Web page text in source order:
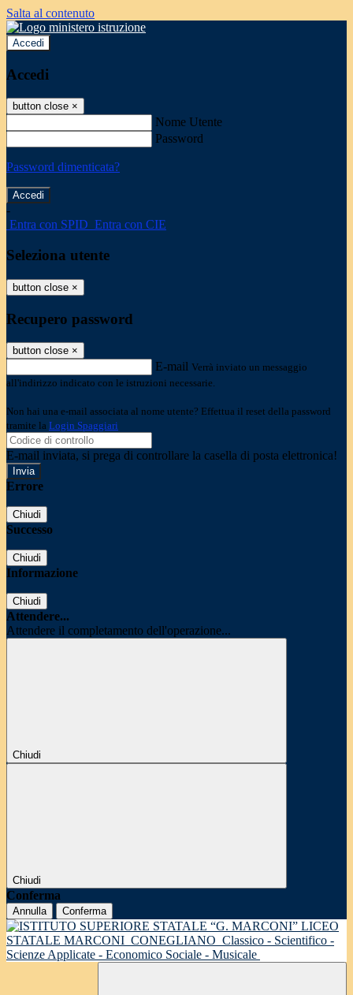
Salta al contenuto
Accedi
Accedi
button close ×
Nome Utente
Password
Password dimenticata?
-
Entra con SPID Entra con CIE
Seleziona utente
button close ×
Recupero password
button close ×
E-mail Verrà inviato un messaggio
all'indirizzo indicato con le istruzioni necessarie.
Non hai una e-mail associata al nome utente? Effettua il reset della password
tramite la Login Spaggiari
E-mail inviata, si prega di controllare la casella di posta elettronica!
Errore
Chiudi
Successo
Chiudi
Informazione
Chiudi
Attendere...
Attendere il completamento dell'operazione...
Chiudi
Chiudi
Conferma
Annulla Conferma
LICEO
STATALE MARCONI CONEGLIANO Classico - Scientifico -
Scienze Applicate - Economico Sociale - Musicale